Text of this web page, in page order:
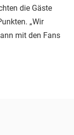
die Gäste
„Wir
mit den Fans